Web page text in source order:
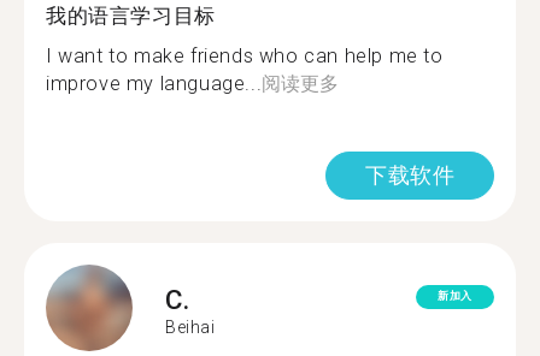
我的语言学习目标
I want to make friends who can help me to
improve my language...阅读更多
下载软件
C.
Beihai
新加入